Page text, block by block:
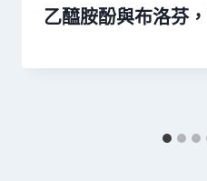
乙醯胺酚與布洛芬